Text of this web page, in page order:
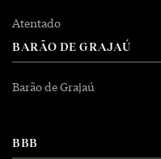
Atentado
BARÃO DE GRAJAÚ
Barão de Grajaú
BBB